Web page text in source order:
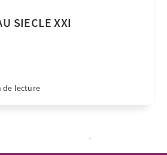
SIECLE XXI
de lecture